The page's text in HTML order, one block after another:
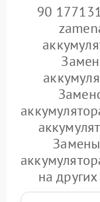
90
на